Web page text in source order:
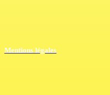
Mentions légales